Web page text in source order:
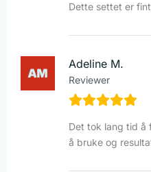
Dette settet er
Adeline M.
Reviewer
Det tok lang tid å
å bruke og